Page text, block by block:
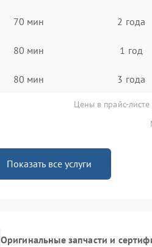
70 мин 2 года
80 мин 1 год
80 мин 3 года
Цены в прайс-
Показать все услуги
Оригинальные запчасти и